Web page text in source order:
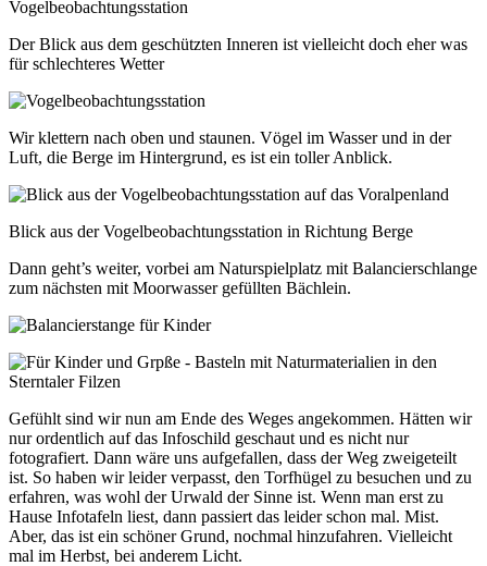
Vogelbeobachtungsstation
Der Blick aus dem geschützten Inneren ist vielleicht doch eher was
für schlechteres Wetter
Wir klettern nach oben und staunen. Vögel im Wasser und in der
Luft, die Berge im Hintergrund, es ist ein toller Anblick.
Blick aus der Vogelbeobachtungsstation in Richtung Berge
Dann geht’s weiter, vorbei am Naturspielplatz mit Balancierschlange
zum nächsten mit Moorwasser gefüllten Bächlein.
Gefühlt sind wir nun am Ende des Weges angekommen. Hätten wir
nur ordentlich auf das Infoschild geschaut und es nicht nur
fotografiert. Dann wäre uns aufgefallen, dass der Weg zweigeteilt
ist. So haben wir leider verpasst, den Torfhügel zu besuchen und zu
erfahren, was wohl der Urwald der Sinne ist. Wenn man erst zu
Hause Infotafeln liest, dann passiert das leider schon mal. Mist.
Aber, das ist ein schöner Grund, nochmal hinzufahren. Vielleicht
mal im Herbst, bei anderem Licht.